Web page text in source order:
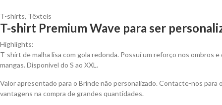
T-shirts, Têxteis
T-shirt Premium Wave para ser
Highlights:
T-shirt de malha lisa com gola redonda. Possuí um reforço nos ombros
mangas. Disponível do S ao XXL.
Valor apresentado para o Brinde não personalizado. Contacte-nos para
vantagens na compra de grandes quantidades.